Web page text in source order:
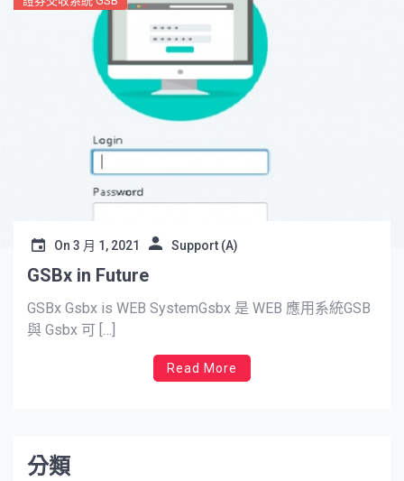
On 3 月 1, 2021 Support (A)
GSBx in Future
GSBx Gsbx is WEB SystemGsbx 是 WEB 應用系統GSB
與 Gsbx 可 […]
Read More
分類